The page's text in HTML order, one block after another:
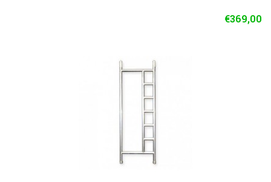
€369,00